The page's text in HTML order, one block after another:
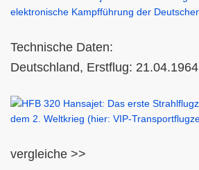
Technische Daten:
Deutschland, Erstflug: 21.04.1964
vergleiche >>